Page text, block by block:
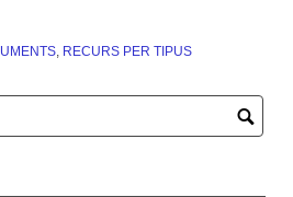
, RECURS PER TIPUS